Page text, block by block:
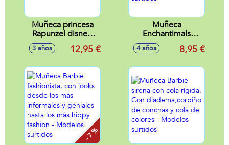
Muñeca princesa
Rapunzel disney.
Completamente
articulada 29cm
3 años 12,95 €
Muñeca
Enchantimals
Pegaso 15 Cm Con
Mascota Pegaso -
4 años 8,95 €
- 7 %